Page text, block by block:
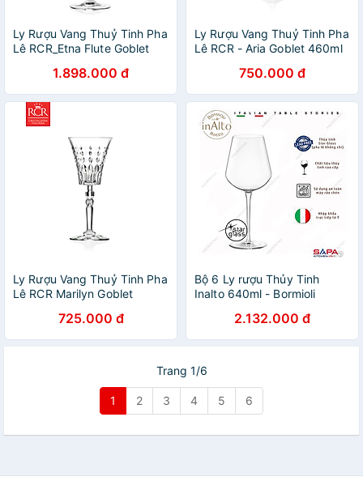
Ly Rượu Vang Thuỷ Tinh Pha
Lê RCR_Etna Flute Goblet
1.898.000 đ
Ly Rượu Vang Thuỷ Tinh Pha
Lê RCR - Aria Goblet 460ml
750.000 đ
Ly Rượu Vang Thuỷ Tinh Pha
Lê RCR Marilyn Goblet
725.000 đ
Bộ 6 Ly rượu Thủy Tinh
Inalto 640ml - Bormioli
2.132.000 đ
Trang 1/6
1 2 3 4 5 6